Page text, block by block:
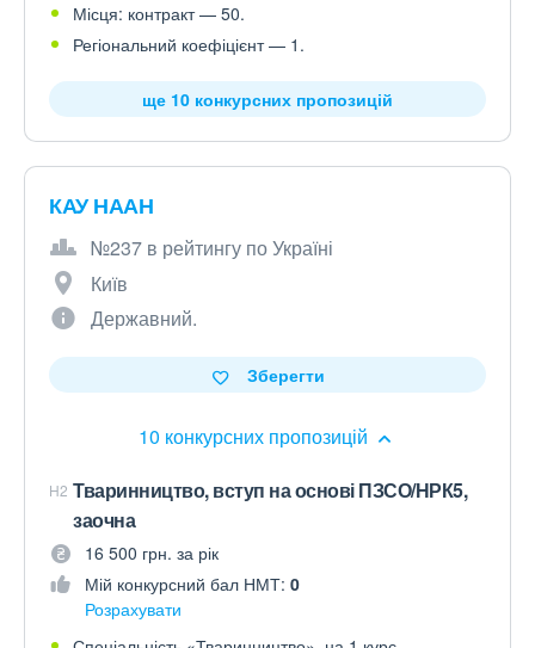
Місця: контракт — 50.
Регіональний коефіцієнт — 1.
ще 10 конкурсних пропозицій
КАУ НААН
№237 в рейтингу по Україні
Київ
Державний.
10 конкурсних пропозицій
Зберегти
H2 Тваринництво, вступ на основі ПЗСО/НРК5,
заочна
16 500 грн. за рік
Мій конкурсний бал НМТ: 0
Розрахувати